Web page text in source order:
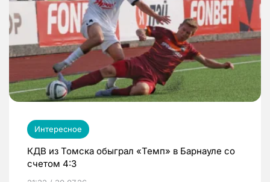
Интересное
КДВ из Томска обыграл «Темп» в Барнауле со
счетом 4:3